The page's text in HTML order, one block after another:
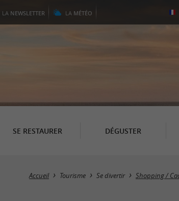
LA NEWSLETTER LA MÉTÉO
SE RESTAURER DÉGUSTER
Accueil Tourisme Se divertir Shopping /